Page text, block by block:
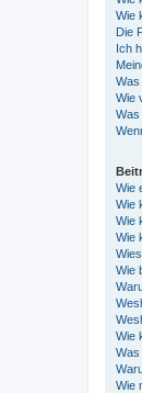
Wie
Die
Ich
Was
Wie
Was
Wie
Wie
Wie
Wie
Wie
Wie
Was
Wie